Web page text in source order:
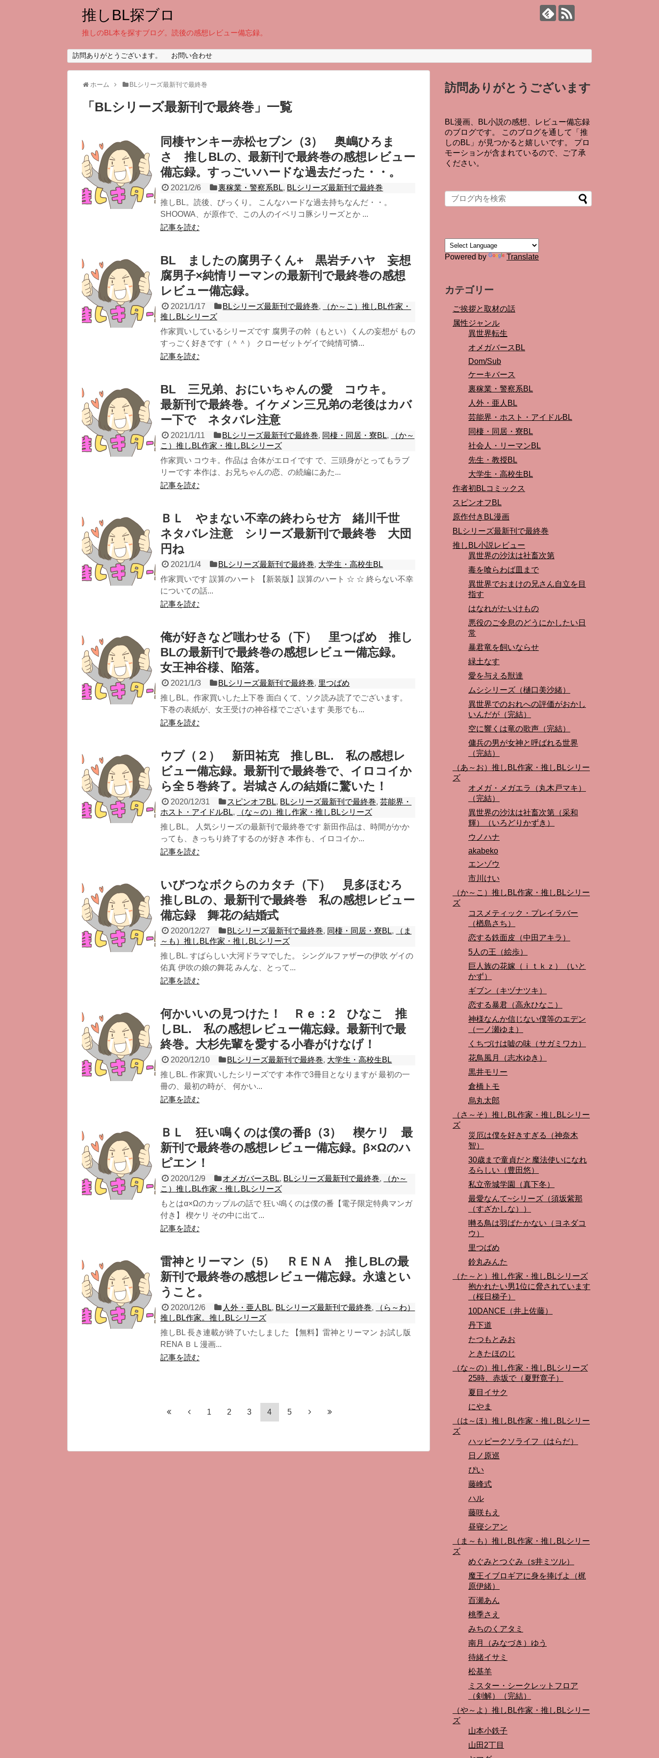
推しBL探ブロ
推しのBL本を探すブログ。読後の感想レビュー備忘録。
訪問ありがとうございます。 お問い合わせ
ホーム BLシリーズ最新刊で最終巻
「 BLシリーズ最新刊で最終巻」 一覧
同棲ヤンキー赤松セブン（3） 奥嶋ひろま
さ 推しBLの、最新刊で最終巻の感想レビュー
備忘録。すっごいハードな過去だった・・。
2021/2/6 裏稼業・警察系BL, BLシリーズ最新刊で最終巻
推しBL。読後、びっくり。 こんなハードな過去持ちなんだ・・。
SHOOWA、が原作で、この人のイベリコ豚シリーズとか ...
記事を読む
BL ましたの腐男子くん+ 黒岩チハヤ 妄想
腐男子×純情リーマンの最新刊で最終巻の感想
レビュー備忘録。
2021/1/17 BLシリーズ最新刊で最終巻,
（か～こ）推しBL作家・
推しBLシリーズ
作家買いしているシリーズです 腐男子の幹（もとい）くんの妄想が もの
すっごく好きです（＾＾） クローゼットゲイで純情可憐...
記事を読む
BL 三兄弟、おにいちゃんの愛 コウキ。
最新刊で最終巻。イケメン三兄弟の老後はカバ
ー下で ネタバレ注意
2021/1/11 BLシリーズ最新刊で最終巻, 同棲・同居・寮BL,
（か～
こ）推しBL作家・推しBLシリーズ
作家買い コウキ。作品は 合体がエロイです で、三頭身がとってもラブ
リーです 本作は、お兄ちゃんの恋、の続編にあた...
記事を読む
ＢＬ やまない不幸の終わらせ方 緒川千世
ネタバレ注意 シリーズ最新刊で最終巻 大団
円ね
2021/1/4 BLシリーズ最新刊で最終巻, 大学生・高校生BL
作家買いです 誤算のハート 【新装版】誤算のハート ☆ ☆ 終らない不幸
についての話...
記事を読む
俺が好きなど嗤わせる（下） 里つばめ 推し
BLの最新刊で最終巻の感想レビュー備忘録。
女王神谷様、陥落。
2021/1/3 BLシリーズ最新刊で最終巻, 里つばめ
推しBL。作家買いした上下巻 面白くて、ソク読み読了でございます。
下巻の表紙が、女王受けの神谷様でございます 美形でも...
記事を読む
ウブ（２） 新田祐克 推しBL. 私の感想レ
ビュー備忘録。最新刊で最終巻で、イロコイか
ら全５巻終了。岩城さんの結婚に驚いた！
2020/12/31 スピンオフBL, BLシリーズ最新刊で最終巻,芸能界・
ホスト・アイドルBL,
（な～の）推し作家・推しBLシリーズ
推しBL。 人気シリーズの最新刊で最終巻です 新田作品は、時間がかか
っても、きっちり終了するのが好き 本作も、イロコイか...
記事を読む
いびつなボクらのカタチ（下） 見多ほむろ
推しBLの、最新刊で最終巻 私の感想レビュー
備忘録 舞花の結婚式
2020/12/27 BLシリーズ最新刊で最終巻, 同棲・同居・寮BL,
（ま
～も）推しBL作家・推しBLシリーズ
推しBL. すばらしい大河ドラマでした。 シングルファザーの伊吹 ゲイの
佑真 伊吹の娘の舞花 みんな、とって...
記事を読む
何かいいの見つけた！ Ｒｅ：2 ひなこ 推
しBL. 私の感想レビュー備忘録。最新刊で最
終巻。大杉先輩を愛する小春がけなげ！
2020/12/10 BLシリーズ最新刊で最終巻, 大学生・高校生BL
推しBL. 作家買いしたシリーズです 本作で3冊目となりますが 最初の一
冊の、最初の時が、 何かい...
記事を読む
ＢＬ 狂い鳴くのは僕の番β（3） 楔ケリ 最
新刊で最終巻の感想レビュー備忘録。β×Ωのハ
ピエン！
2020/12/9 オメガバースBL, BLシリーズ最新刊で最終巻,
（か～
こ）推しBL作家・推しBLシリーズ
もとはα×Ωのカップルの話で 狂い鳴くのは僕の番【電子限定特典マンガ
付き】 楔ケリ その中に出て...
記事を読む
雷神とリーマン（5） ＲＥＮＡ 推しBLの最
新刊で最終巻の感想レビュー備忘録。永遠とい
うこと。
2020/12/6 人外・亜人BL, BLシリーズ最新刊で最終巻,
（ら～わ）
推しBL作家。推しBLシリーズ
推しBL 長き連載が終了いたしました 【無料】雷神とリーマン お試し版
RENA ＢＬ漫画...
記事を読む
1 2 3 4 5
訪問ありがとうございます
BL漫画、BL小説の感想、レビュー備忘録
のブログです。 このブログを通して「推
しのBL」が見つかると嬉しいです。 プロ
モーションが含まれているので、ご了承
ください。
Powered by Translate
カテゴリー
ご挨拶と取材の話
属性ジャンル
異世界転生
オメガバースBL
Dom/Sub
ケーキバース
裏稼業・警察系BL
人外・亜人BL
芸能界・ホスト・アイドルBL
同棲・同居・寮BL
社会人・リーマンBL
先生・教授BL
大学生・高校生BL
作者初BLコミックス
スピンオフBL
原作付きBL漫画
BLシリーズ最新刊で最終巻
推しBL小説レビュー
異世界の沙汰は社畜次第
毒を喰らわば皿まで
異世界でおまけの兄さん自立を目
指す
はなれがたいけもの
悪役のご令息のどうにかしたい日
常
暴君竜を飼いならせ
緑土なす
愛を与える獣達
ムシシリーズ（樋口美沙緒）
異世界でのおれへの評価がおかし
いんだが（完結）
空に響くは竜の歌声（完結）
傭兵の男が女神と呼ばれる世界
（完結）
（あ～お）推しBL作家・推しBLシリー
ズ
オメガ・メガエラ（丸木戸マキ）
（完結）
異世界の沙汰は社畜次第（采和
輝）（いろどりかずき）
ウノハナ
akabeko
エンゾウ
市川けい
（か～こ）推しBL作家・推しBLシリー
ズ
コスメティック・プレイラバー
（楢島さち）
恋する鉄面皮（中田アキラ）
5人の王（絵歩）
巨人族の花嫁（ｉｔｋｚ）（いと
かず）
ギブン（キヅナツキ）
恋する暴君（高永ひなこ）
神様なんか信じない僕等のエデン
（一ノ瀬ゆま）
くちづけは嘘の味（サガミワカ）
花鳥風月（志水ゆき）
黒井モリー
倉橋トモ
烏丸太郎
（さ～そ）推しBL作家・推しBLシリー
ズ
災厄は僕を好きすぎる（神奈木
智）
30歳まで童貞だと魔法使いになれ
るらしい（豊田悠）
私立帝城学園（真下冬）
最愛なんて~シリーズ（須坂紫那
（すざかしな））
囀る鳥は羽ばたかない（ヨネダコ
ウ）
里つばめ
鈴丸みんた
（た～と）推し作家・推しBLシリーズ
抱かれたい男1位に脅されています
（桜日梯子）
10DANCE（井上佐藤）
丹下道
たつもとみお
ときたほのじ
（な～の）推し作家・推しBLシリーズ
25時、赤坂で（夏野寛子）
夏目イサク
にやま
（は～ほ）推しBL作家・推しBLシリー
ズ
ハッピークソライフ（はらだ）
日ノ原巡
ぴい
藤峰式
ハル
藤咲もえ
昼寝シアン
（ま～も）推しBL作家・推しBLシリー
ズ
めぐみとつぐみ（s井ミツル）
魔王イブロギアに身を捧げよ（梶
原伊緒）
百瀬あん
桃季さえ
みちのくアタミ
南月（みなづき）ゆう
待緒イサミ
松基羊
ミスター・シークレットフロア
（剣解）（完結）
（や～よ）推しBL作家・推しBLシリー
ズ
山本小鉄子
山田2丁目